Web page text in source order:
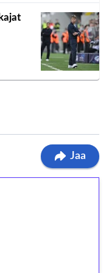
Jaa